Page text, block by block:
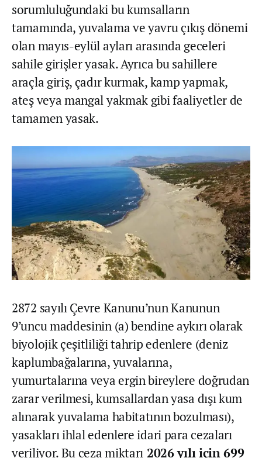
sorumluluğundaki bu kumsalların
tamamında, yuvalama ve yavru çıkış dönemi
olan mayıs-eylül ayları arasında geceleri
sahile girişler yasak. Ayrıca bu sahillere
araçla giriş, çadır kurmak, kamp yapmak,
ateş veya mangal yakmak gibi faaliyetler de
tamamen yasak.
2872 sayılı Çevre Kanunu’nun Kanunun
9’uncu maddesinin (a) bendine aykırı olarak
biyolojik çeşitliliği tahrip edenlere (deniz
kaplumbağalarına, yuvalarına,
yumurtalarına veya ergin bireylere doğrudan
zarar verilmesi, kumsallardan yasa dışı kum
alınarak yuvalama habitatının bozulması),
yasakları ihlal edenlere idari para cezaları
veriliyor. Bu ceza miktarı 2026 yılı için 699